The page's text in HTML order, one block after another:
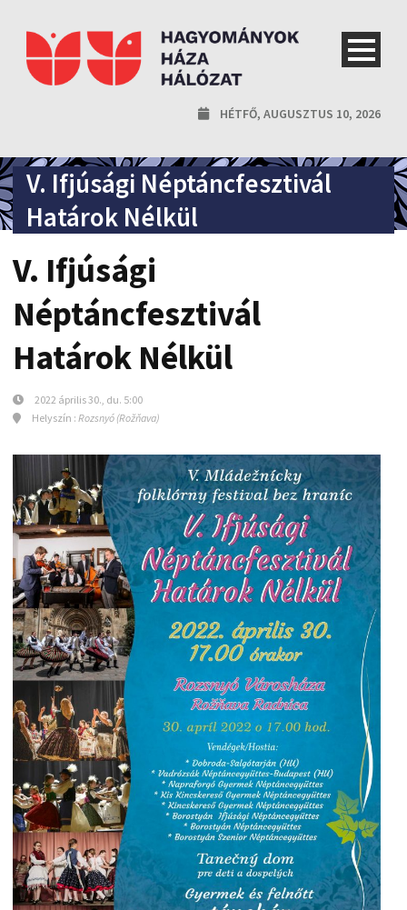
HÉTFŐ, AUGUSZTUS 10, 2026
V. Ifjúsági Néptáncfesztivál
Határok Nélkül
V. Ifjúsági
Néptáncfesztivál
Határok Nélkül
2022 április 30., du. 5:00
Helyszín : Rozsnyó (Rožňava)